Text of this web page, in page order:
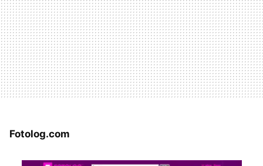
Fotolog.com